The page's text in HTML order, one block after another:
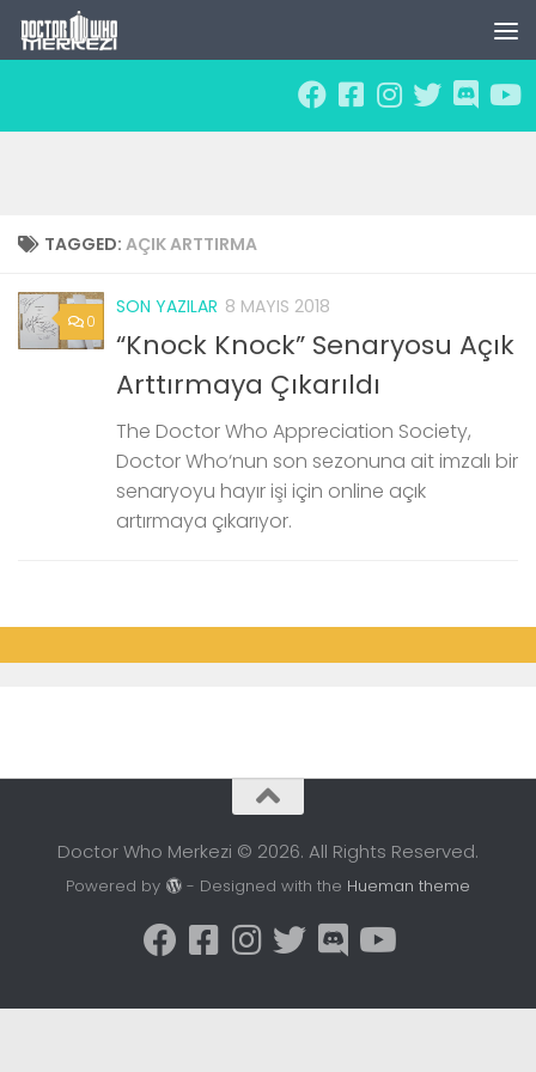
Skip to content
TAGGED: AÇIK ARTTIRMA
0
SON YAZILAR 8 MAYIS 2018
“Knock Knock” Senaryosu Açık
Arttırmaya Çıkarıldı
The Doctor Who Appreciation Society,
Doctor Who‘nun son sezonuna ait imzalı bir
senaryoyu hayır işi için online açık
artırmaya çıkarıyor.
Doctor Who Merkezi © 2026. All Rights Reserved.
Powered by - Designed with the Hueman theme